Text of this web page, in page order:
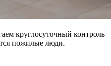
круглосуточный контроль
пожилые люди.